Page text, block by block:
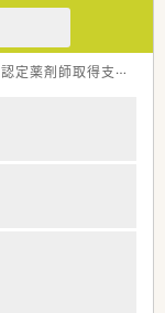
認定薬剤師取得支援あり